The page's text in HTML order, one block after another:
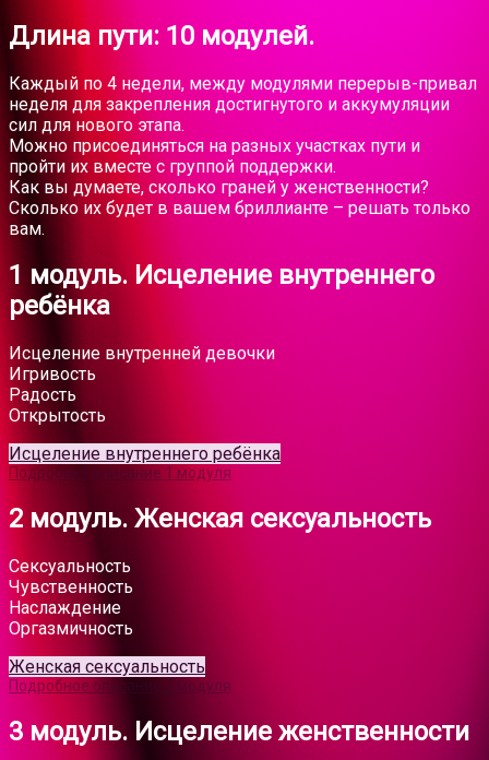
Длина пути: 10 модулей.
Каждый по 4 недели, между модулями перерыв-привал
неделя для закрепления достигнутого и аккумуляции
сил для нового этапа.
Можно присоединяться на разных участках пути и
пройти их вместе с группой поддержки.
Как вы думаете, сколько граней у женственности?
Сколько их будет в вашем бриллианте – решать только
вам.
1 модуль. Исцеление внутреннего
ребёнка
Исцеление внутренней девочки
Игривость
Радость
Открытость
Исцеление внутреннего ребёнка
Подробное описание 1 модуля
2 модуль. Женская сексуальность
Сексуальность
Чувственность
Наслаждение
Оргазмичность
Женская сексуальность
Подробное описание 2 модуля
3 модуль. Исцеление женственности